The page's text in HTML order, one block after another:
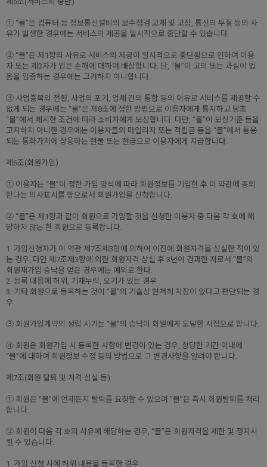
① “몰”은 컴퓨터 등 정보통신설비의 보수점검·교체 및 고장, 통신의 두절 등의 사
유가 발생한 경우에는 서비스의 제공을 일시적으로 중단할 수 있습니다.
② “몰”은 제1항의 사유로 서비스의 제공이 일시적으로 중단됨으로 인하여 이용
자 또는 제3자가 입은 손해에 대하여 배상합니다. 단, “몰”이 고의 또는 과실이 없
음을 입증하는 경우에는 그러하지 아니합니다.
③ 사업종목의 전환, 사업의 포기, 업체 간의 통합 등의 이유로 서비스를 제공할 수
없게 되는 경우에는 “몰”은 제8조에 정한 방법으로 이용자에게 통지하고 당초
“몰”에서 제시한 조건에 따라 소비자에게 보상합니다. 다만, “몰”이 보상기준 등을
고지하지 아니한 경우에는 이용자들의 마일리지 또는 적립금 등을 “몰”에서 통용
되는 통화가치에 상응하는 현물 또는 현금으로 이용자에게 지급합니다.
제6조(회원가입)
① 이용자는 “몰”이 정한 가입 양식에 따라 회원정보를 기입한 후 이 약관에 동의
한다는 의사표시를 함으로서 회원가입을 신청합니다.
② “몰”은 제1항과 같이 회원으로 가입할 것을 신청한 이용자 중 다음 각 호에 해
당하지 않는 한 회원으로 등록합니다.
1. 가입신청자가 이 약관 제7조제3항에 의하여 이전에 회원자격을 상실한 적이 있
는 경우, 다만 제7조제3항에 의한 회원자격 상실 후 3년이 경과한 자로서 “몰”의
회원재가입 승낙을 얻은 경우에는 예외로 한다.
2. 등록 내용에 허위, 기재누락, 오기가 있는 경우
3. 기타 회원으로 등록하는 것이 “몰”의 기술상 현저히 지장이 있다고 판단되는 경
우
③ 회원가입계약의 성립 시기는 “몰”의 승낙이 회원에게 도달한 시점으로 합니다.
④ 회원은 회원가입 시 등록한 사항에 변경이 있는 경우, 상당한 기간 이내에
“몰”에 대하여 회원정보 수정 등의 방법으로 그 변경사항을 알려야 합니다.
제7조(회원 탈퇴 및 자격 상실 등)
① 회원은 “몰”에 언제든지 탈퇴를 요청할 수 있으며 “몰”은 즉시 회원탈퇴를 처리
합니다.
② 회원이 다음 각 호의 사유에 해당하는 경우, “몰”은 회원자격을 제한 및 정지시
킬 수 있습니다.
1. 가입 신청 시에 허위 내용을 등록한 경우